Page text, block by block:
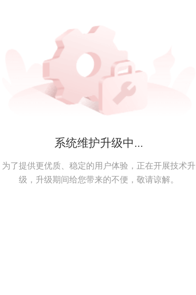
系统维护升级中...
为了提供更优质、稳定的用户体验，正在开展技术升
级，升级期间给您带来的不便，敬请谅解。